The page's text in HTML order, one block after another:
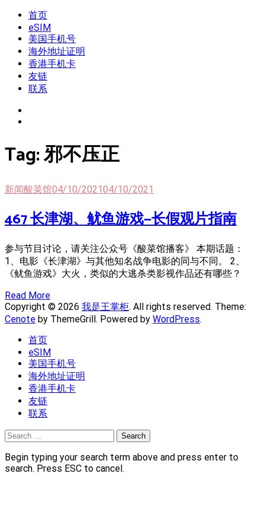
Skip
content
我是王掌柜
新闻酸菜馆|极客电台|自媒体联盟
首页
eSIM
美国手机号
海外地址证明
香港手机卡
友链
联系
Tag:邪不压正
新闻酸菜馆04/10/202104/10/2021
467 长津湖、鱿鱼游戏—长假观片指南
参与节目讨论，请关注公众号《酸菜馆播客》 本期话题：
1、电影《长津湖》与其他知名战争电影的同与不同。 2、
《鱿鱼游戏》大火，类似的大逃杀类影视作品还有哪些？
Read More
Copyright © 2026 我是王掌柜. All rights reserved. Theme:
Cenote by ThemeGrill. Powered by WordPress.
首页
eSIM
美国手机号
海外地址证明
香港手机卡
友链
联系
Search
for:
Begin typing your search term above and press enter to
search. Press ESC to cancel.